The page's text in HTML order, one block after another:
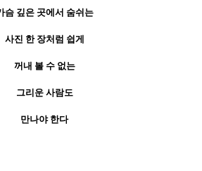
슴 깊은 곳에서 숨쉬는
사진 한 장처럼 쉽게
꺼내 볼 수 없는
그리운 사람도
만나야 한다